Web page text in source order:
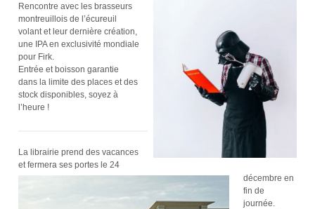
Rencontre avec les brasseurs
montreuillois de l’écureuil
volant et leur dernière création,
une IPA en exclusivité mondiale
pour Firk.
Entrée et boisson garantie
dans la limite des places et des
stock disponibles, soyez à
l’heure !
La librairie prend des vacances
et fermera ses portes le 24
décembre en
fin de
journée.